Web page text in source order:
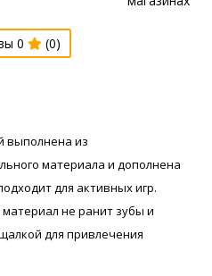
0 (0)
выполнена из
материала и дополнена
для активных игр.
не ранит зубы и
для привлечения